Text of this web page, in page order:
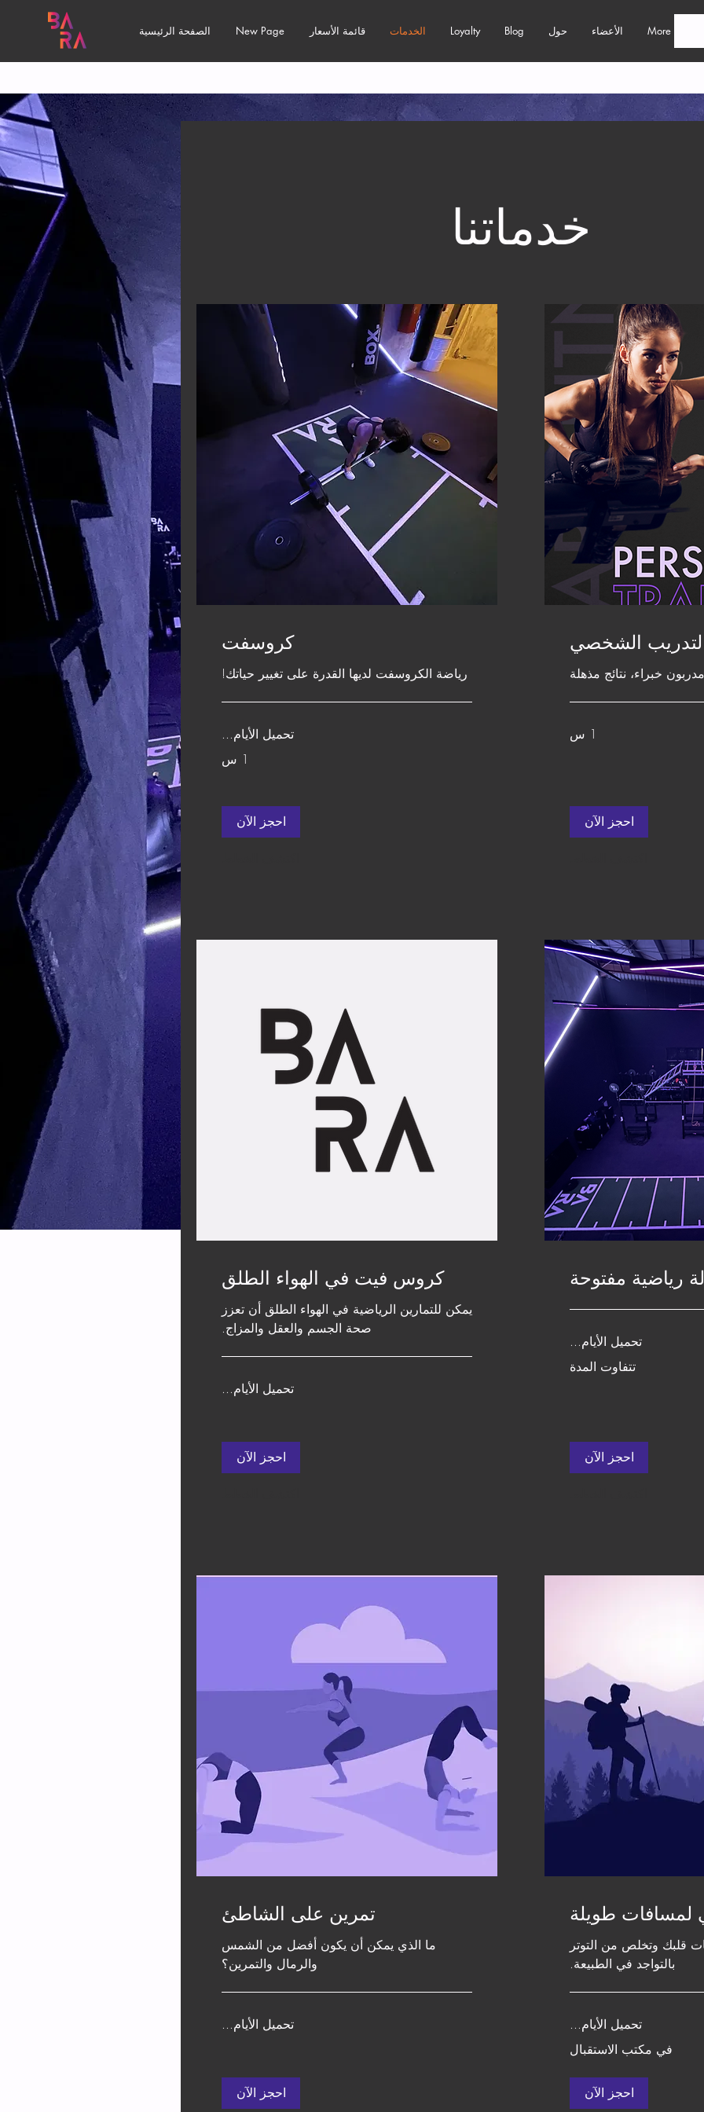
الصفحة الرئيسية New Page قائمة الأسعار الخدمات Loyalty Blog حول الأعضاء More
خدماتنا
الشخصي
مدربون خبراء، نتائج مذهلة
1 س
احجز الآن
كروسفت
رياضة الكروسفت لديها القدرة على تغيير حياتك!
تحميل الأيام...
1 س
احجز الآن
رياضية مفتوحة
تحميل الأيام...
تتفاوت المدة
احجز الآن
كروس فيت في الهواء الطلق
يمكن للتمارين الرياضية في الهواء الطلق أن تعزز
صحة الجسم والعقل والمزاج.
تحميل الأيام...
احجز الآن
لمسافات طويلة
قلبك وتخلص من التوتر
بالتواجد في الطبيعة.
تحميل الأيام...
في مكتب الاستقبال
احجز الآن
تمرين على الشاطئ
ما الذي يمكن أن يكون أفضل من الشمس
والرمال والتمرين؟
تحميل الأيام...
احجز الآن